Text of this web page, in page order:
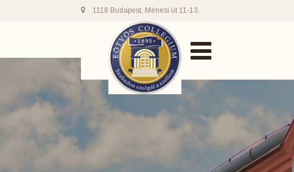
1118 Budapest, Ménesi út 11-13.